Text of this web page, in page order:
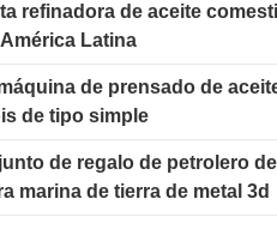
refinadora de aceite
Latina
de prensado de
de tipo simple
de regalo de petrolero
marina de tierra de metal 3d